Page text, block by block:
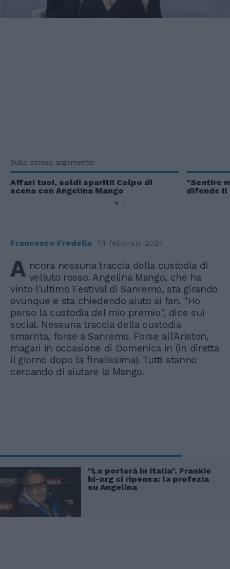
Sullo stesso argomento:
Affari tuoi, soldi spariti! Colpo di
scena con Angelina Mango
"Sentire
difende il
Francesco Fredella 14 febbraio 2024
A ncora nessuna traccia della custodia di
velluto rosso. Angelina Mango, che ha
vinto l'ultimo Festival di Sanremo, sta girando
ovunque e sta chiedendo aiuto ai fan. "Ho
perso la custodia del mio premio", dice sui
social. Nessuna traccia della custodia
smarrita, forse a Sanremo. Forse all'Ariston,
magari in occasione di Domenica in (in diretta
il giorno dopo la finalissima). Tutti stanno
cercando di aiutare la Mango.
"Lo porterà in Italia". Frankie
hi-nrg ci ripensa: la profezia
su Angelina